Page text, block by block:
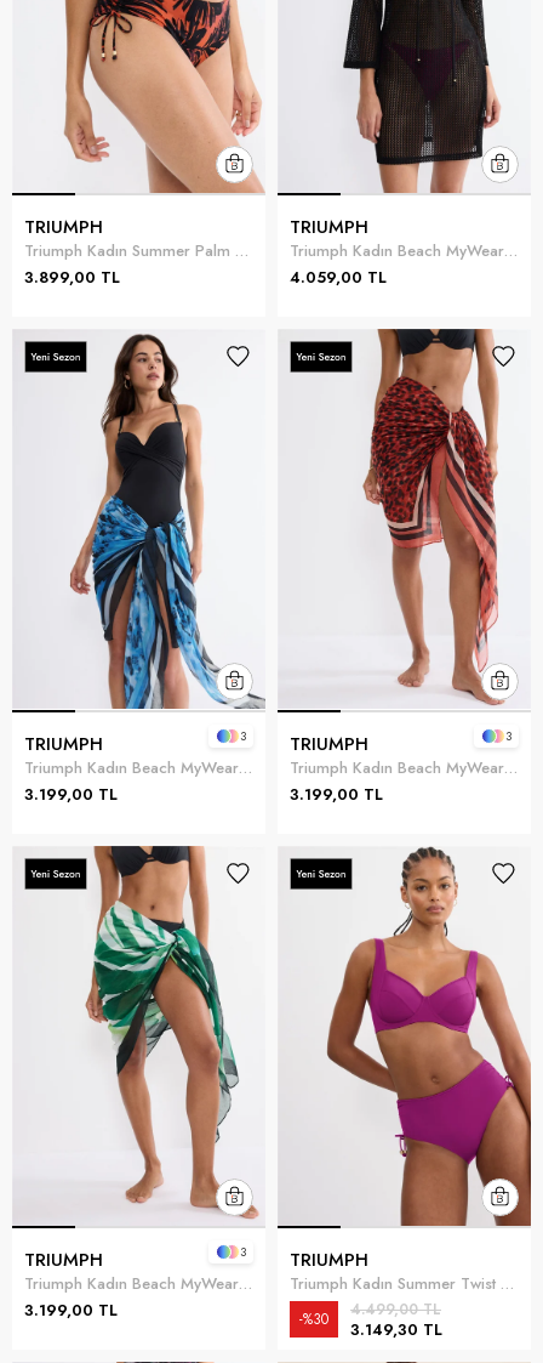
TRIUMPH
Triumph Kadın Summer Palm Midi 01 Bikini Altı Siyah
3.899,00 TL
TRIUMPH
Triumph Kadın Beach MyWear Crochet Short Dress Plaj Elbisesi Siyah
4.059,00 TL
TRIUMPH
Triumph Kadın Beach MyWear Pareo Pareo Mavi
3.199,00 TL
3 TRIUMPH
Triumph Kadın Beach MyWear Pareo Pareo
3.199,00 TL
3
TRIUMPH
Triumph Kadın Beach MyWear Pareo Pareo Yeşil
3.199,00 TL
3 TRIUMPH
Triumph Kadın Summer Twist W 01 Bikini Üstü Fuşya
3.149,30 TL
4.499,00 TL
%30